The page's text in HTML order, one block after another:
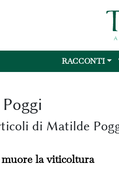
RACCONTI
di Matilde
muore la viticoltura